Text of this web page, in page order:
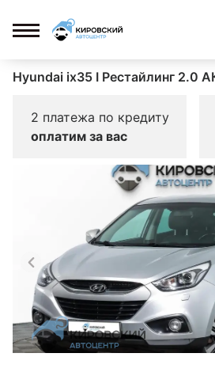
Hyundai ix35 I Рестайлинг 2.0
2 платежа по кредиту
оплатим за вас